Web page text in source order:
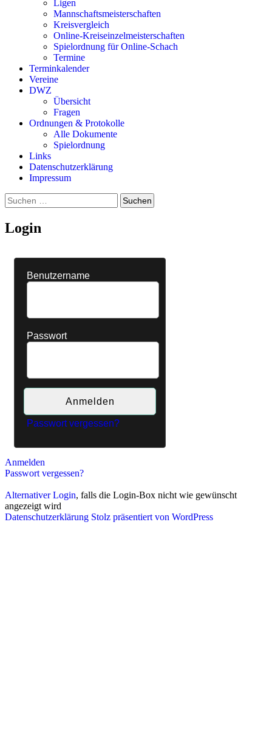
Ligen
Mannschaftsmeisterschaften
Kreisvergleich
Online-Kreiseinzelmeisterschaften
Spielordnung für Online-Schach
Termine
Terminkalender
Vereine
DWZ
Übersicht
Fragen
Ordnungen & Protokolle
Alle Dokumente
Spielordnung
Links
Datenschutzerklärung
Impressum
Suchen
nach:
Login
Benutzername
Passwort
Passwort vergessen?
Anmelden
Passwort vergessen?
Alternativer Login, falls die Login-Box nicht wie gewünscht
angezeigt wird
Datenschutzerklärung Stolz präsentiert von WordPress